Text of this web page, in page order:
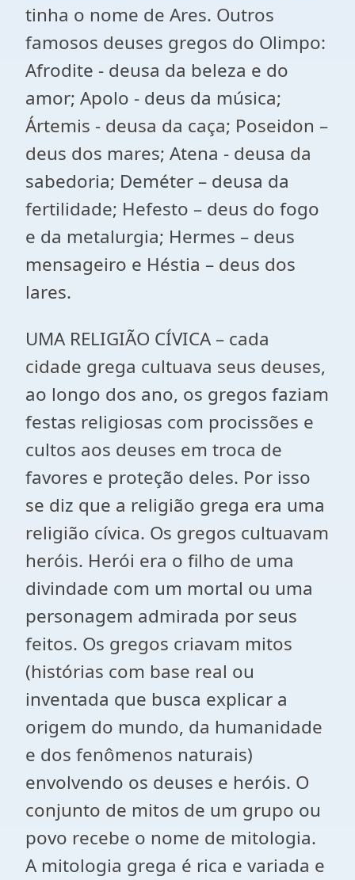
tinha o nome de Ares. Outros
famosos deuses gregos do Olimpo:
Afrodite - deusa da beleza e do
amor; Apolo - deus da música;
Ártemis - deusa da caça; Poseidon –
deus dos mares; Atena - deusa da
sabedoria; Deméter – deusa da
fertilidade; Hefesto – deus do fogo
e da metalurgia; Hermes – deus
mensageiro e Héstia – deus dos
lares.
UMA RELIGIÃO CÍVICA – cada
cidade grega cultuava seus deuses,
ao longo dos ano, os gregos faziam
festas religiosas com procissões e
cultos aos deuses em troca de
favores e proteção deles. Por isso
se diz que a religião grega era uma
religião cívica. Os gregos cultuavam
heróis. Herói era o filho de uma
divindade com um mortal ou uma
personagem admirada por seus
feitos. Os gregos criavam mitos
(histórias com base real ou
inventada que busca explicar a
origem do mundo, da humanidade
e dos fenômenos naturais)
envolvendo os deuses e heróis. O
conjunto de mitos de um grupo ou
povo recebe o nome de mitologia.
A mitologia grega é rica e variada e